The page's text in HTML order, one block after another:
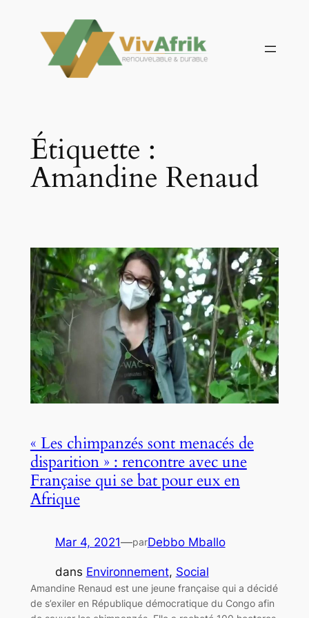
contenu
Étiquette :
Amandine Renaud
« Les chimpanzés sont menacés de
disparition » : rencontre avec une
Française qui se bat pour eux en
Afrique
Mar 4, 2021—parDebbo Mballo
dans Environnement, Social
Amandine Renaud est une jeune française qui a décidé
de s’exiler en République démocratique du Congo afin